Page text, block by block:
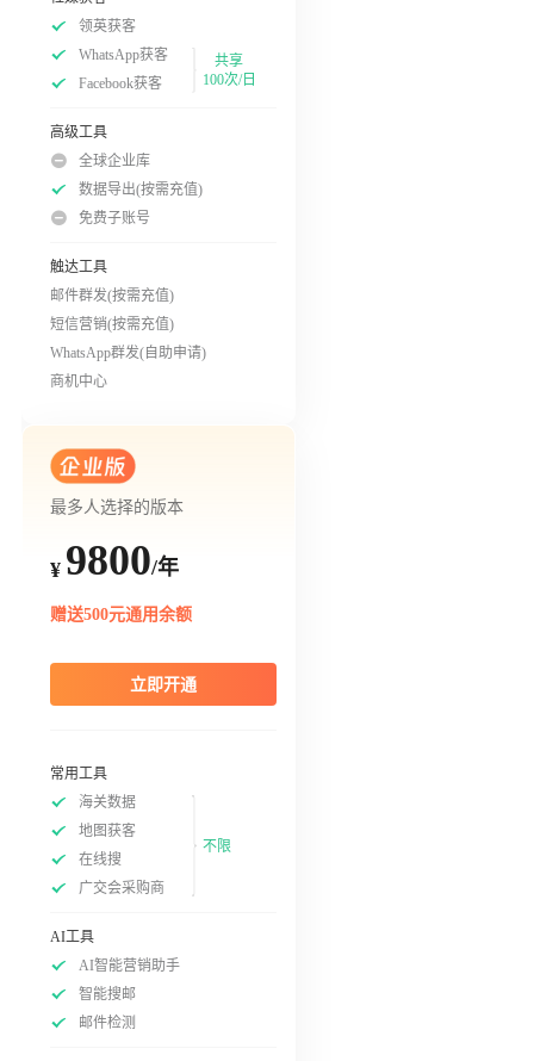
领英获客
WhatsApp获客
Facebook获客
共享
100次/日
高级工具
全球企业库
数据导出(按需充值)
免费子账号
触达工具
邮件群发(按需充值)
短信营销(按需充值)
WhatsApp群发(自助申请)
商机中心
最多人选择的版本
¥ 9800/年
赠送500元通用余额
立即开通
常用工具
海关数据
地图获客
在线搜
广交会采购商
不限
AI工具
AI智能营销助手
智能搜邮
邮件检测